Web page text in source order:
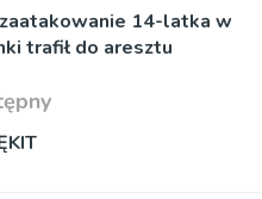
14-latka w
trafił do aresztu